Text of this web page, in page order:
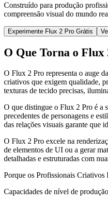
Construído para produção
compreensão visual do mundo
Experimente Flux 2 Pro Grátis
O Que Torna o
O Flux 2 Pro representa o auge
criativos que exigem qualidade,
texturas de tecido precisas,
O que distingue o Flux 2 Pro é a
precedentes de personagens e
das relações visuais garante que
O Flux 2 Pro excele na
de elementos de UI ou a gerar
detalhadas e estruturadas com
Porque os Profissionais
Capacidades de nível de